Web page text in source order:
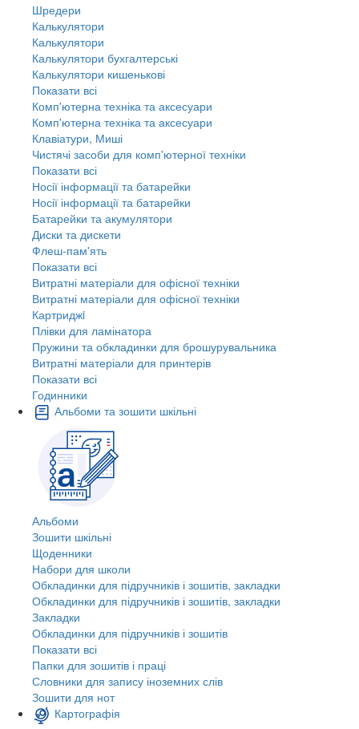
Шредери
Калькулятори
Калькулятори
Калькулятори бухгалтерські
Калькулятори кишенькові
Показати всі
Комп'ютерна техніка та аксесуари
Комп'ютерна техніка та аксесуари
Клавіатури, Миші
Чистячі засоби для комп'ютерної техніки
Показати всі
Носії інформації та батарейки
Носії інформації та батарейки
Батарейки та акумулятори
Диски та дискети
Флеш-пам'ять
Показати всі
Витратні матеріали для офісної техніки
Витратні матеріали для офісної техніки
Картриджi
Плівки для ламінатора
Пружини та обкладинки для брошурувальника
Витратні матеріали для принтерів
Показати всі
Годинники
Альбоми та зошити шкільні
Альбоми
Зошити шкільні
Щоденники
Набори для школи
Обкладинки для підручників і зошитів, закладки
Обкладинки для підручників і зошитів, закладки
Закладки
Обкладинки для підручників і зошитів
Показати всі
Папки для зошитів і праці
Словники для запису іноземних слів
Зошити для нот
Картографія